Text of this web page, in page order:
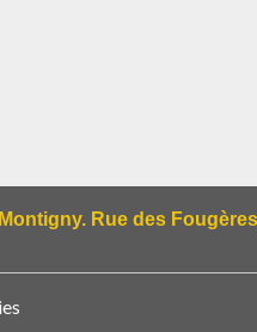
Rue des